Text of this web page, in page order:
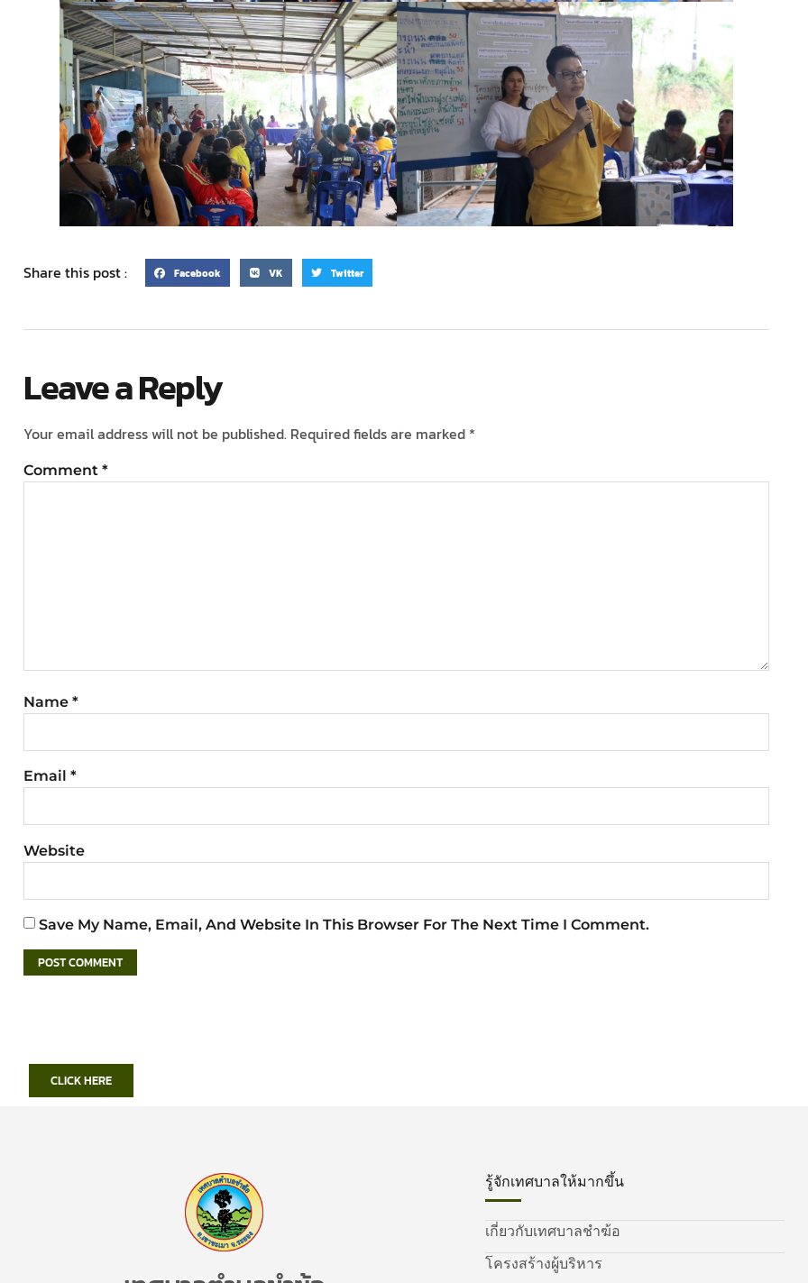
Share this post : Facebook VK Twitter
Leave a Reply
Your email address will not be published. Required fields are marked *
Comment *
Name *
Email *
Website
Save My Name, Email, And Website In This Browser For The Next Time I Comment.
CLICK HERE
รู้จักเทศบาลให้มากขึ้น
เกี่ยวกับเทศบาลชำฆ้อ
โครงสร้างผู้บริหาร